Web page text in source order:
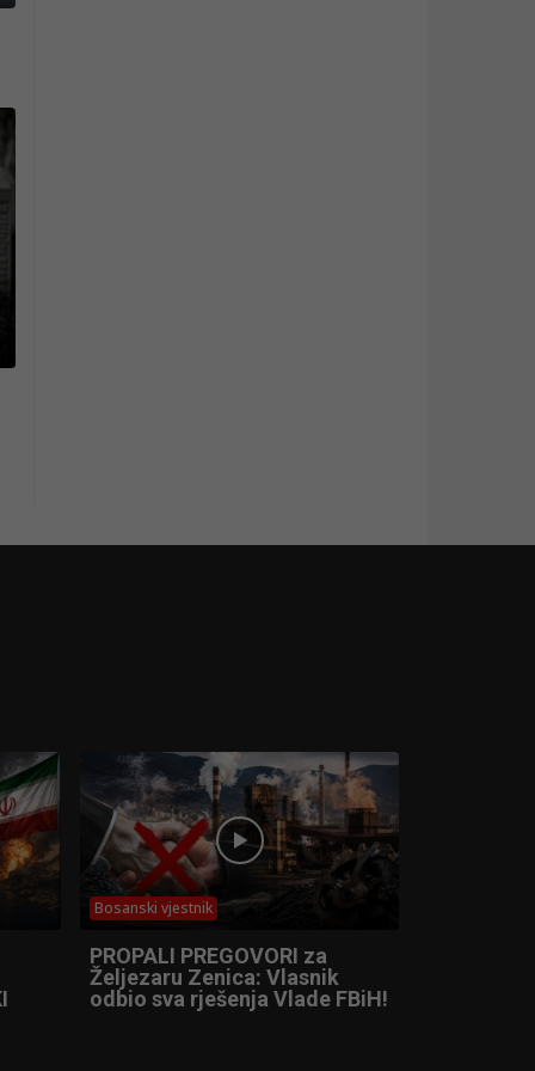
Bosanski vjestnik
PROPALI PREGOVORI za
Željezaru Zenica: Vlasnik
odbio sva rješenja Vlade FBiH!